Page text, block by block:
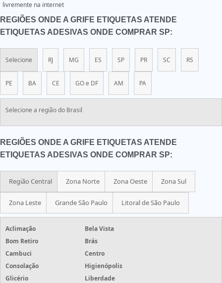
livremente na internet
REGIÕES ONDE A GRIFE ETIQUETAS ATENDE
ETIQUETAS ADESIVAS ONDE COMPRAR SP:
Selecione RJ MG ES SP PR SC RS
PE BA CE GO e DF AM PA
Selecione a região do Brasil
REGIÕES ONDE A GRIFE ETIQUETAS ATENDE
ETIQUETAS ADESIVAS ONDE COMPRAR SP:
Região Central Zona Norte Zona Oeste Zona Sul
Zona Leste Grande São Paulo Litoral de São Paulo
Aclimação
Bela Vista
Bom Retiro
Brás
Cambuci
Centro
Consolação
Higienópolis
Glicério
Liberdade